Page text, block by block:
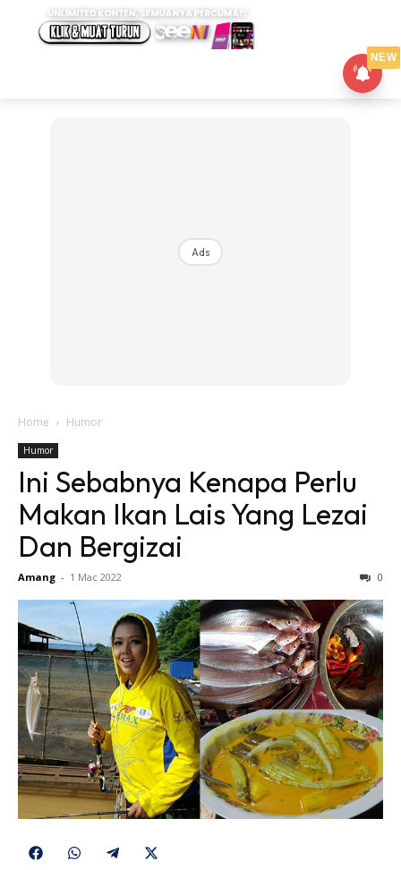
Ads
Home Humor
Humor
Ini Sebabnya Kenapa Perlu
Makan Ikan Lais Yang Lezai
Dan Bergizai
Amang - 1 Mac 2022 0
Share
Share
Share
NEW